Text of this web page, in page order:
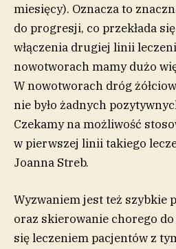
miesięcy). Oznacza to
do progresji, co przekłada
włączenia drugiej linii
nowotworach mamy dużo
W nowotworach dróg
nie było żadnych
Czekamy na możliwość
w pierwszej linii takiego
Joanna Streb.
Wyzwaniem jest też szybkie
oraz skierowanie chorego
się leczeniem pacjentów z